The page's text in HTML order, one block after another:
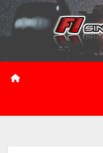
Saltar
contenido